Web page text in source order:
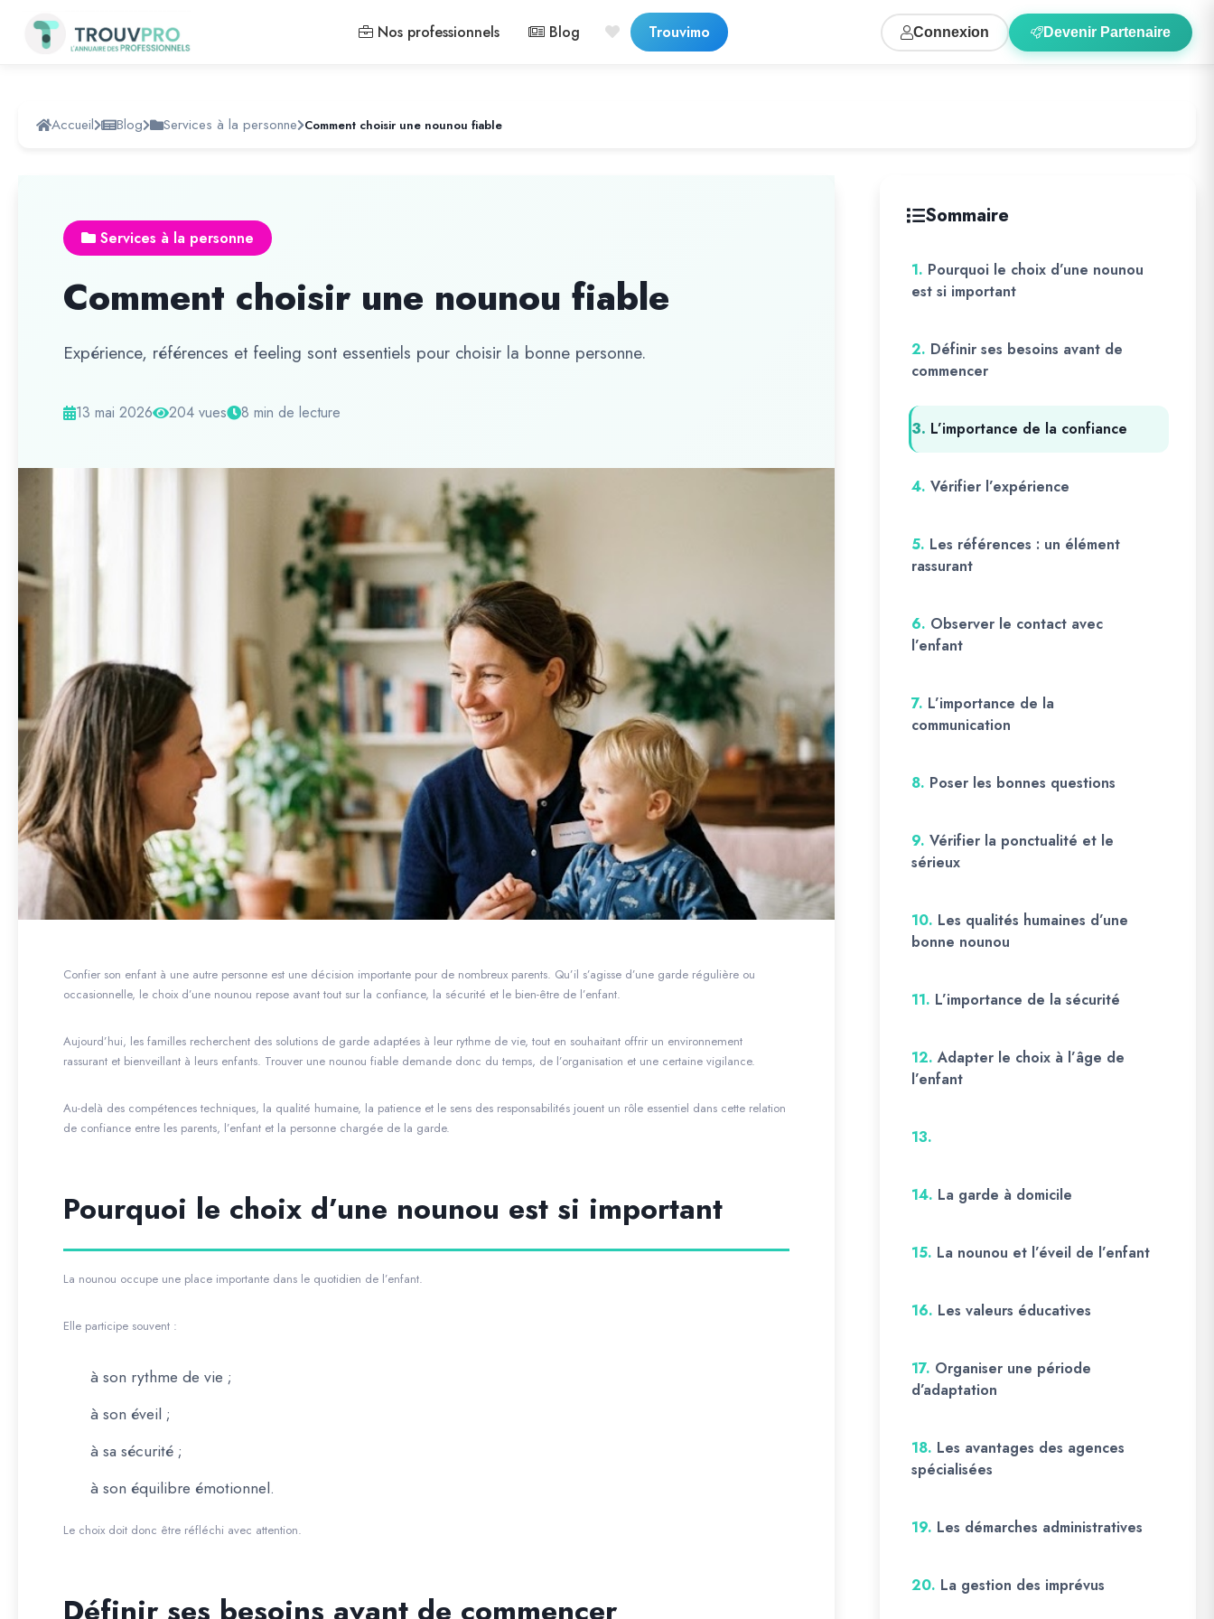
Nos professionnels Blog Trouvimo Connexion Devenir Partenaire
Accueil Blog Services à la personne Comment choisir une nounou fiable
Services à la personne
Comment choisir une nounou fiable
Expérience, références et feeling sont essentiels pour choisir la bonne personne.
13 mai 2026 204 vues 8 min de lecture
Confier son enfant à une autre personne est une décision importante pour de nombreux parents. Qu’il s’agisse d’une garde régulière ou
occasionnelle, le choix d’une nounou repose avant tout sur la confiance, la sécurité et le bien-être de l’enfant.
Aujourd’hui, les familles recherchent des solutions de garde adaptées à leur rythme de vie, tout en souhaitant offrir un environnement
rassurant et bienveillant à leurs enfants. Trouver une nounou fiable demande donc du temps, de l’organisation et une certaine vigilance.
Au-delà des compétences techniques, la qualité humaine, la patience et le sens des responsabilités jouent un rôle essentiel dans cette relation
de confiance entre les parents, l’enfant et la personne chargée de la garde.
Pourquoi le choix d’une nounou est si important
La nounou occupe une place importante dans le quotidien de l’enfant.
Elle participe souvent :
à son rythme de vie ;
à son éveil ;
à sa sécurité ;
à son équilibre émotionnel.
Le choix doit donc être réfléchi avec attention.
Sommaire
1. Pourquoi le choix d’une nounou
est si important
2. Définir ses besoins avant de
commencer
3. L’importance de la confiance
4. Vérifier l’expérience
5. Les références : un élément
rassurant
6. Observer le contact avec
l’enfant
7. L’importance de la
communication
8. Poser les bonnes questions
9. Vérifier la ponctualité et le
sérieux
10. Les qualités humaines d’une
bonne nounou
11. L’importance de la sécurité
12. Adapter le choix à l’âge de
l’enfant
13.
14. La garde à domicile
15. La nounou et l’éveil de l’enfant
16. Les valeurs éducatives
17. Organiser une période
d’adaptation
18. Les avantages des agences
spécialisées
19. Les démarches administratives
20. La gestion des imprévus